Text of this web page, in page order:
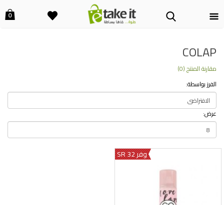
0
COLAP
مقارنة المنتج (0)
الفرز بواسطة:
عرض:
وفر 32 SR